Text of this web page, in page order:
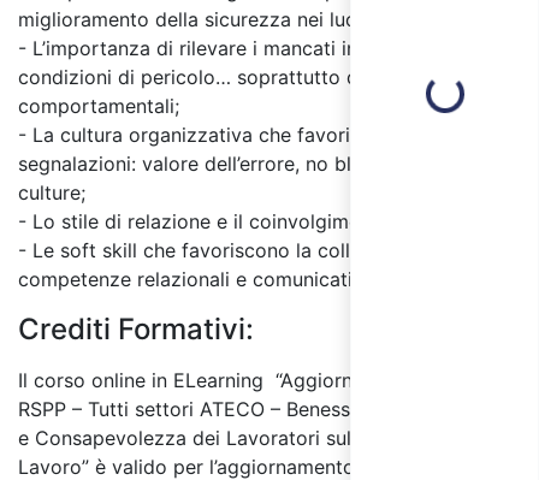
miglioramento della sicurezza nei luoghi di lavoro;
- L’importanza di rilevare i mancati infortuni e le
condizioni di pericolo… soprattutto dovuti a cause
comportamentali;
- La cultura organizzativa che favorisce le
segnalazioni: valore dell’errore, no blame culture, just
culture;
- Lo stile di relazione e il coinvolgimento;
- Le soft skill che favoriscono la collaborazione:
competenze relazionali e comunicative.
Crediti Formativi:
Il corso online in ELearning “Aggiornamento ASPP e
RSPP – Tutti settori ATECO – Benessere Organizzativo
e Consapevolezza dei Lavoratori sulla Sicurezza del
Lavoro” è valido per l’aggiornamento RSPP e ASPP.
Loading...